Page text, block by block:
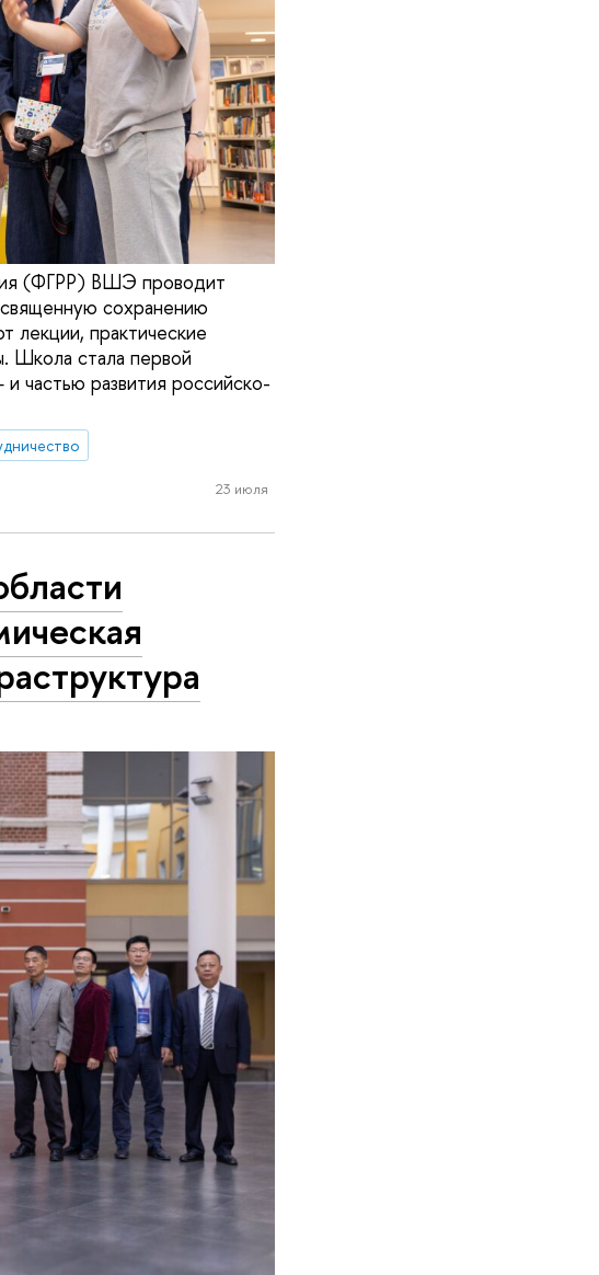
(ФГРР) ВШЭ проводит
сохранению
лекции, практические
Школа стала первой
частью развития российско-
23 июля